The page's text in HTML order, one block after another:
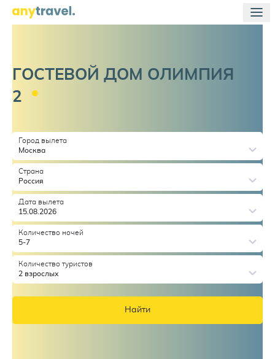
ГОСТЕВОЙ ДОМ ОЛИМПИЯ
2
Город вылета
Москва
Страна
Россия
Дата вылета
15.08.2026
Количество ночей
5-7
Количество туристов
2 взрослых
Найти